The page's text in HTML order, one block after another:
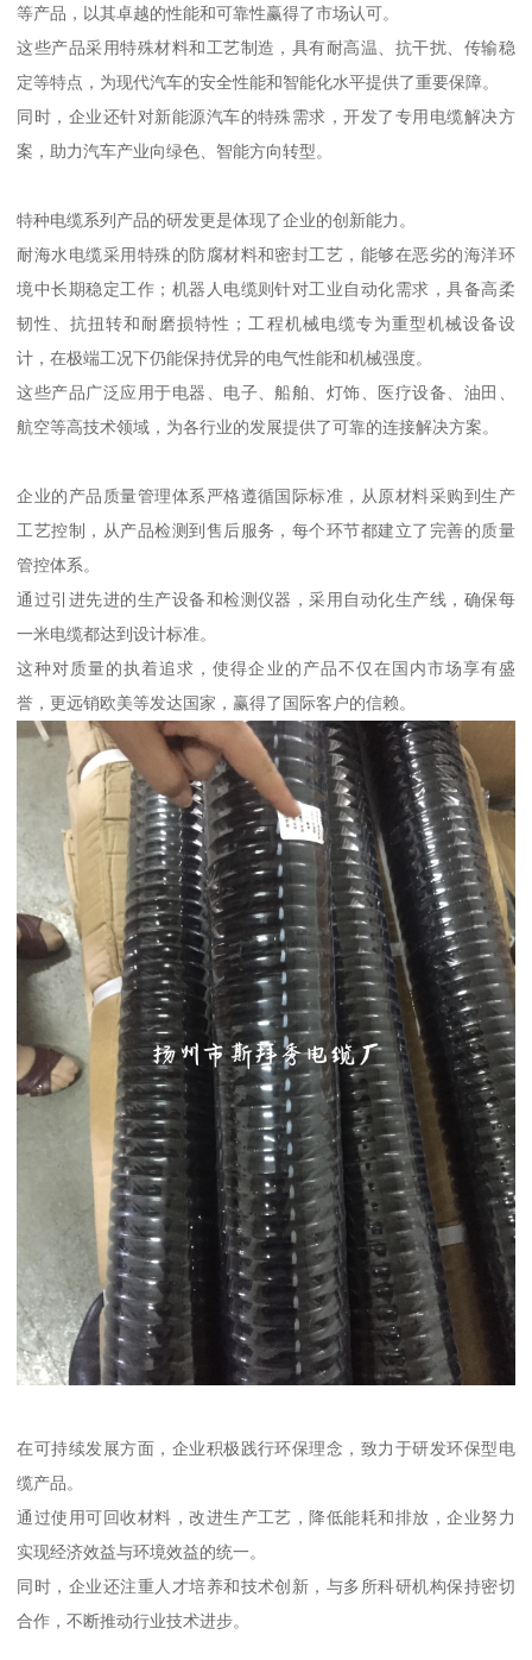
等产品，以其卓越的性能和可靠性赢得了市场认可。
这些产品采用特殊材料和工艺制造，具有耐高温、抗干扰、传输稳
定等特点，为现代汽车的安全性能和智能化水平提供了重要保障。
同时，企业还针对新能源汽车的特殊需求，开发了专用电缆解决方
案，助力汽车产业向绿色、智能方向转型。
特种电缆系列产品的研发更是体现了企业的创新能力。
耐海水电缆采用特殊的防腐材料和密封工艺，能够在恶劣的海洋环
境中长期稳定工作；机器人电缆则针对工业自动化需求，具备高柔
韧性、抗扭转和耐磨损特性；工程机械电缆专为重型机械设备设
计，在极端工况下仍能保持优异的电气性能和机械强度。
这些产品广泛应用于电器、电子、船舶、灯饰、医疗设备、油田、
航空等高技术领域，为各行业的发展提供了可靠的连接解决方案。
企业的产品质量管理体系严格遵循国际标准，从原材料采购到生产
工艺控制，从产品检测到售后服务，每个环节都建立了完善的质量
管控体系。
通过引进先进的生产设备和检测仪器，采用自动化生产线，确保每
一米电缆都达到设计标准。
这种对质量的执着追求，使得企业的产品不仅在国内市场享有盛
誉，更远销欧美等发达国家，赢得了国际客户的信赖。
在可持续发展方面，企业积极践行环保理念，致力于研发环保型电
缆产品。
通过使用可回收材料，改进生产工艺，降低能耗和排放，企业努力
实现经济效益与环境效益的统一。
同时，企业还注重人才培养和技术创新，与多所科研机构保持密切
合作，不断推动行业技术进步。